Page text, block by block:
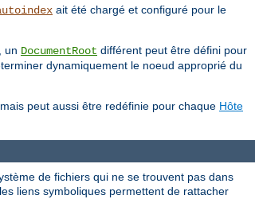
ait été chargé et configuré pour le
un DocumentRoot différent peut être défini pour
dynamiquement le noeud approprié du
peut aussi être redéfinie pour chaque Hôte
de fichiers qui ne se trouvent pas dans
liens symboliques permettent de rattacher